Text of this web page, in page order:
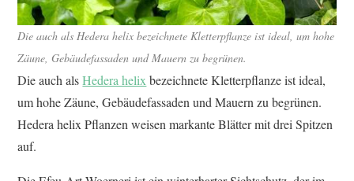
Die auch als Hedera helix bezeichnete Kletterpflanze ist ideal, um hohe
Zäune, Gebäudefassaden und Mauern zu begrünen.
Die auch alsHedera helix bezeichnete Kletterpflanze ist ideal,
um hohe Zäune, Gebäudefassaden und Mauern zu begrünen.
Hedera helix Pflanzen weisen markante Blätter mit drei Spitzen
auf.